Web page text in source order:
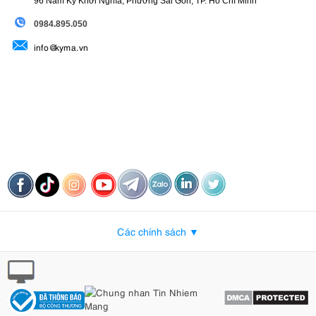
0984.895.050
info@kyma.vn
Các chính sách ▼